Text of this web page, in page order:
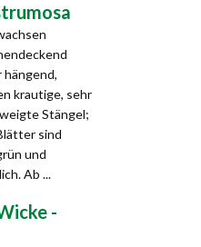
hängend,
krautige, sehr
Stängel;
sind
und
Ab ...
-